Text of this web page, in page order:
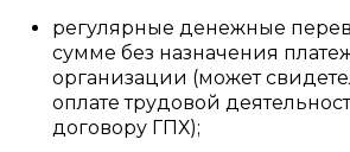
регулярные денежные
сумме без назначения
организации (может
оплате трудовой
договору ГПХ);